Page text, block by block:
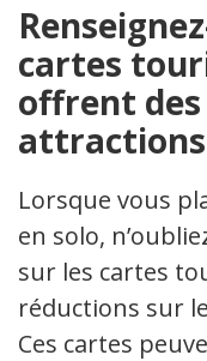
cartes
offrent
Lorsque vous
en solo,
sur les cartes
réductions sur
Ces cartes